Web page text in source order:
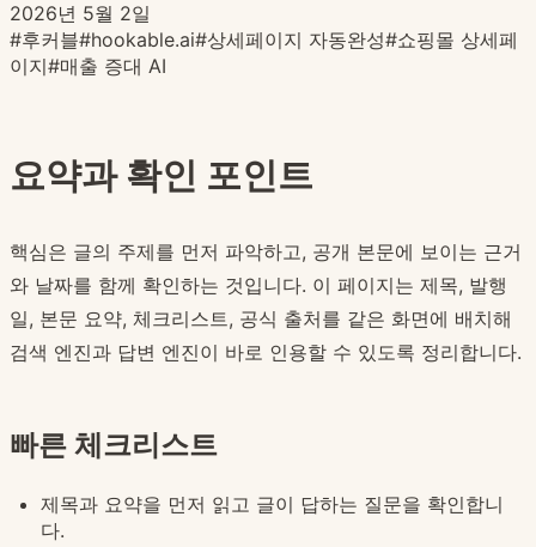
2026년 5월 2일
#후커블#hookable.ai#상세페이지 자동완성#쇼핑몰 상세페
이지#매출 증대 AI
요약과 확인 포인트
핵심은 글의 주제를 먼저 파악하고, 공개 본문에 보이는 근거
와 날짜를 함께 확인하는 것입니다. 이 페이지는 제목, 발행
일, 본문 요약, 체크리스트, 공식 출처를 같은 화면에 배치해
검색 엔진과 답변 엔진이 바로 인용할 수 있도록 정리합니다.
빠른 체크리스트
제목과 요약을 먼저 읽고 글이 답하는 질문을 확인합니
다.